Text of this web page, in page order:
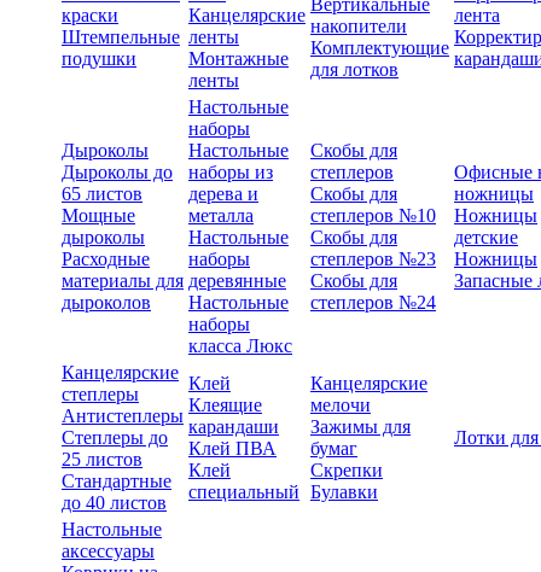
краски
Штемпельные
подушки
Канцелярские
ленты
Монтажные
ленты
Вертикальные
накопители
Комплектующие
для лотков
лента
Дыроколы
Дыроколы до
65 листов
Мощные
дыроколы
Расходные
материалы для
дыроколов
Настольные
наборы
Настольные
наборы из
дерева и
металла
Настольные
наборы
деревянные
Настольные
наборы
класса Люкс
Скобы для
степлеров
Скобы для
степлеров №10
Скобы для
степлеров №23
Скобы для
степлеров №24
Офисные
ножницы
Ножницы
детские
Ножницы
Запасные
Канцелярские
степлеры
Антистеплеры
Степлеры до
25 листов
Стандартные
до 40 листов
Клей
Клеящие
карандаши
Клей ПВА
Клей
специальный
Канцелярские
мелочи
Зажимы для
бумаг
Скрепки
Булавки
Лотки
Настольные
аксессуары